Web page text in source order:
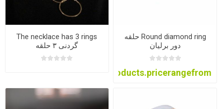
Round diamond ring حلقه
دور برلیان
products.pricerangefrom
The necklace has 3 rings
گردنی ۳ حلقه